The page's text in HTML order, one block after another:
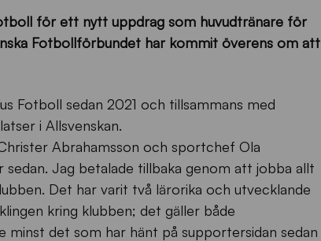
för ett nytt uppdrag som huvudtränare för
Fotbollförbundet har kommit överens om att
Fotboll sedan 2021 och tillsammans med
i Allsvenskan.
Abrahamsson och sportchef Ola
Jag betalade tillbaka genom att jobba allt
Det har varit två lärorika och utvecklande
kring klubben; det gäller både
det som har hänt på supportersidan sedan